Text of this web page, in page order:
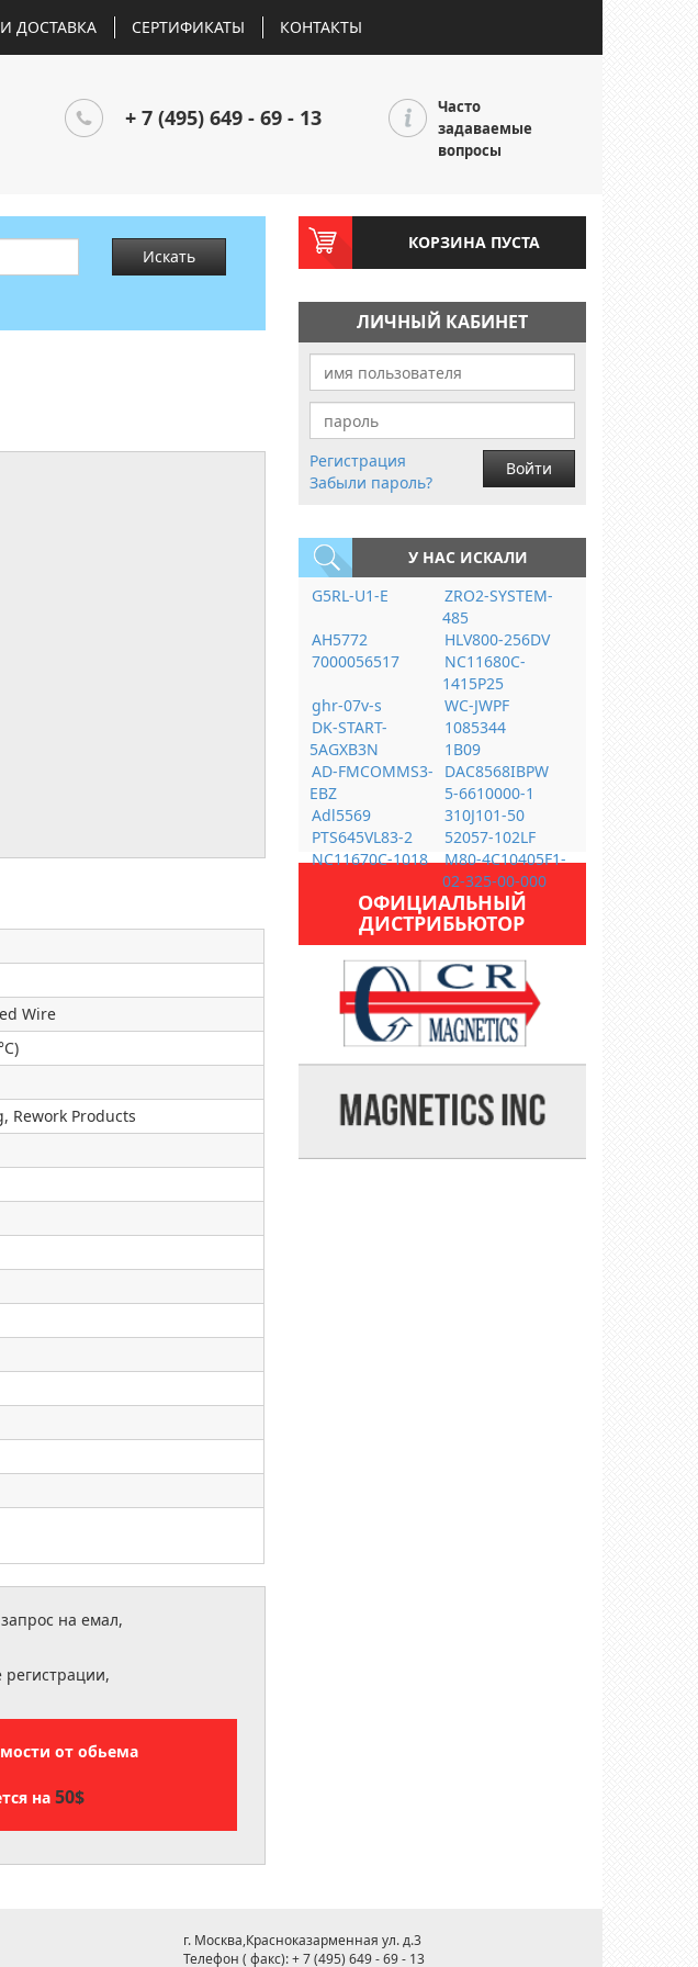
ДОСТАВКА СЕРТИФИКАТЫ КОНТАКТЫ
+ 7 (495) 649 - 69 - 13
Часто
задаваемые
вопросы
Искать
Wire
Rework Products
на емал,
регистрации,
от обьема
на 50$
КОРЗИНА ПУСТА
ЛИЧНЫЙ КАБИНЕТ
Регистрация
Забыли пароль?
Войти
У НАС ИСКАЛИ
G5RL-U1-E
ZRO2-SYSTEM-
485
AH5772
HLV800-256DV
7000056517
NC11680C-
1415P25
ghr-07v-s
WC-JWPF
DK-START-
5AGXB3N
1085344
1B09
AD-FMCOMMS3-
EBZ
DAC8568IBPW
5-6610000-1
Adl5569
310J101-50
PTS645VL83-2
52057-102LF
NC11670C-1018
M80-4C10405F1-
02-325-00-000
ОФИЦИАЛЬНЫЙ
ДИСТРИБЬЮТОР
г. Москва,Красноказарменная ул. д.3
Телефон ( факс): + 7 (495) 649 - 69 - 13